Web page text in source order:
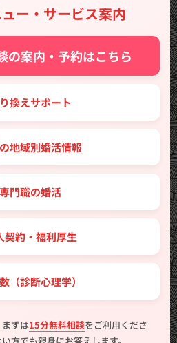
ー・サービス案内
の案内・予約はこちら
り換えサポート
の地域別婚活情報
専門職の婚活
契約・福利厚生
（診断心理学）
ずは15分無料相談をご利用くださ